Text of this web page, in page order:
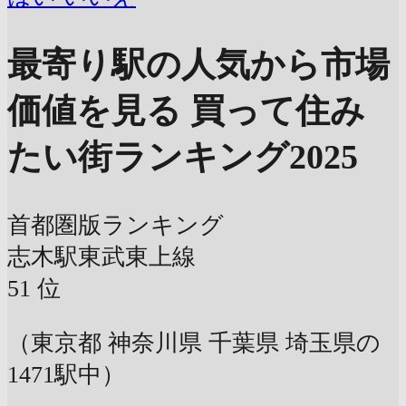
最寄り駅の人気から市場
価値を見る 買って住み
たい街ランキング2025
首都圏版ランキング
志木駅東武東上線
51 位
（東京都 神奈川県 千葉県 埼玉県の
1471駅中）